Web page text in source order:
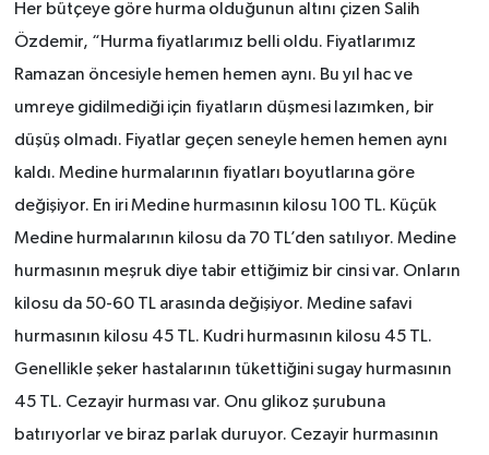
Her bütçeye göre hurma olduğunun altını çizen Salih
Özdemir, “Hurma fiyatlarımız belli oldu. Fiyatlarımız
Ramazan öncesiyle hemen hemen aynı. Bu yıl hac ve
umreye gidilmediği için fiyatların düşmesi lazımken, bir
düşüş olmadı. Fiyatlar geçen seneyle hemen hemen aynı
kaldı. Medine hurmalarının fiyatları boyutlarına göre
değişiyor. En iri Medine hurmasının kilosu 100 TL. Küçük
Medine hurmalarının kilosu da 70 TL’den satılıyor. Medine
hurmasının meşruk diye tabir ettiğimiz bir cinsi var. Onların
kilosu da 50-60 TL arasında değişiyor. Medine safavi
hurmasının kilosu 45 TL. Kudri hurmasının kilosu 45 TL.
Genellikle şeker hastalarının tükettiğini sugay hurmasının
45 TL. Cezayir hurması var. Onu glikoz şurubuna
batırıyorlar ve biraz parlak duruyor. Cezayir hurmasının